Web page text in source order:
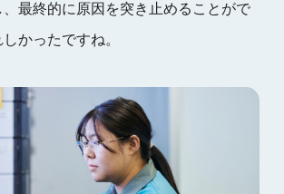
最終的に原因を突き止めることがで
かったですね。